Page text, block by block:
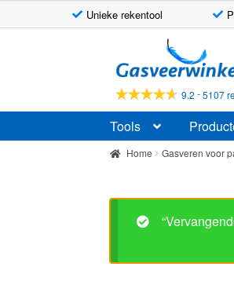
Unieke rekentool
door
naar
navigatie
naar
de
inhoud
9.2 -5107
Tools
Home Gasveren voor